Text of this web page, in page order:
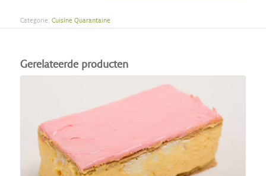
Categorie: Cuisine Quarantaine
Gerelateerde producten